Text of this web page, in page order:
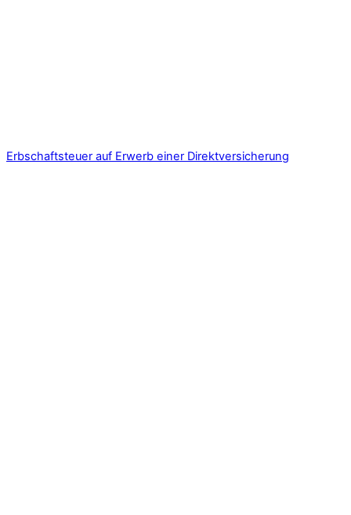
Erbschaftsteuer auf Erwerb einer Direktversicherung